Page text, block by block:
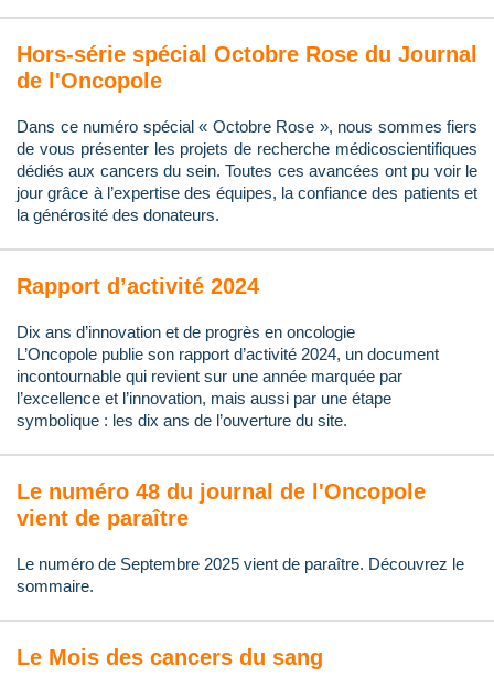
Hors-série spécial Octobre Rose du Journal
de l'Oncopole
Dans ce numéro spécial « Octobre Rose », nous sommes fiers
de vous présenter les projets de recherche médicoscientifiques
dédiés aux cancers du sein. Toutes ces avancées ont pu voir le
jour grâce à l’expertise des équipes, la confiance des patients et
la générosité des donateurs.
Rapport d’activité 2024
Dix ans d’innovation et de progrès en oncologie
L’Oncopole publie son rapport d’activité 2024, un document
incontournable qui revient sur une année marquée par
l’excellence et l’innovation, mais aussi par une étape
symbolique : les dix ans de l’ouverture du site.
Le numéro 48 du journal de l'Oncopole
vient de paraître
Le numéro de Septembre 2025 vient de paraître. Découvrez le
sommaire.
Le Mois des cancers du sang